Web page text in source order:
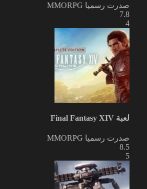
صدرت رسميا MMORPG
7.8
4
لعبة Final Fantasy XIV
صدرت رسميا MMORPG
8.5
5